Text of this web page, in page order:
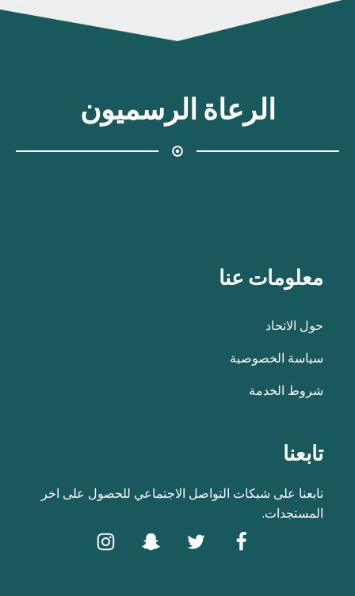
الرعاة الرسميون
معلومات عنا
حول الاتحاد
سياسة الخصوصية
شروط الخدمة
تابعنا
تابعنا على شبكات التواصل الاجتماعي للحصول على اخر
المستجدات.